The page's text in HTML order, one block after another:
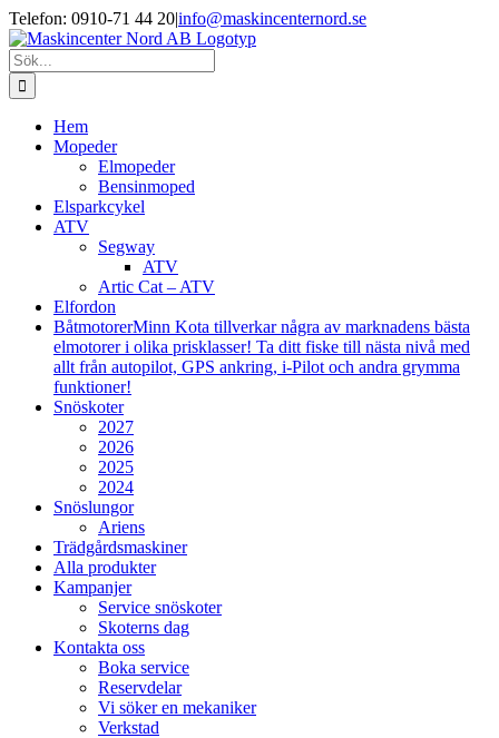
Fortsätt
till
innehållet
Facebook
Instagram
Telefon: 0910-71 44 20|info@maskincenternord.se
Sök
efter:
Hem
Mopeder
Elmopeder
Bensinmoped
Elsparkcykel
ATV
Segway
ATV
Artic Cat – ATV
Elfordon
BåtmotorerMinn Kota tillverkar några av marknadens bästa
elmotorer i olika prisklasser! Ta ditt fiske till nästa nivå med
allt från autopilot, GPS ankring, i-Pilot och andra grymma
funktioner!
Snöskoter
2027
2026
2025
2024
Snöslungor
Ariens
Trädgårdsmaskiner
Alla produkter
Kampanjer
Service snöskoter
Skoterns dag
Kontakta oss
Boka service
Reservdelar
Vi söker en mekaniker
Verkstad